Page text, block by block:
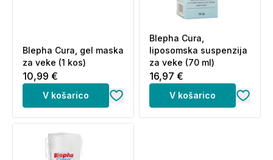
Blepha Cura, gel maska
za veke (1 kos)
10,99 €
V košarico
Blepha Cura,
liposomska suspenzija
za veke (70 ml)
16,97 €
V košarico